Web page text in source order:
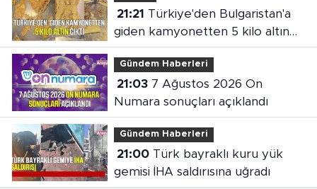
21:21
giden kamyonetten 5 kilo altın
çıktı
Gündem Haberleri
21:037 Ağustos 2026 On
Numara sonuçları açıklandı
Gündem Haberleri
21:00Türk bayraklı kuru yük
gemisi İHA saldırısına uğradı